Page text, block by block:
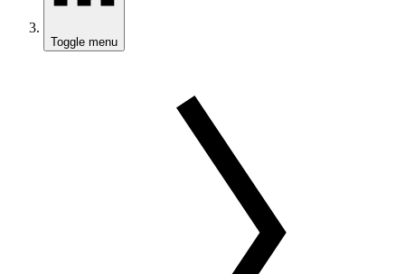
Toggle menu